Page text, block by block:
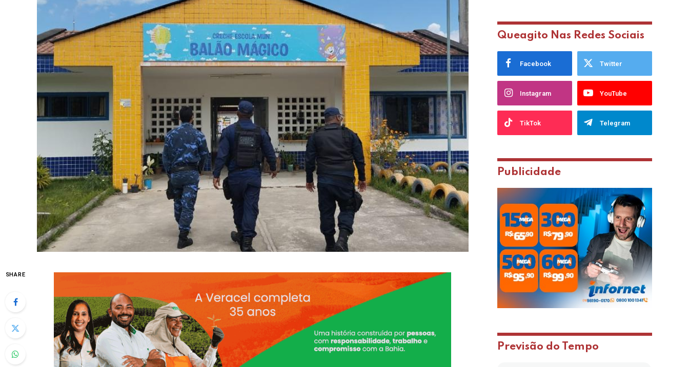
SHARE
Queagito Nas Redes Sociais
Facebook Twitter
Instagram YouTube
TikTok Telegram
Publicidade
Previsão do Tempo